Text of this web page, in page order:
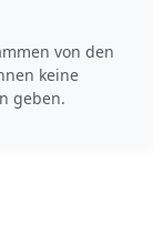
von den
keine
geben.